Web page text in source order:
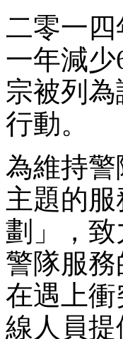
二零一
一年減
宗被列
行動。
為維持
主題的
劃」，
警隊服
在遇上
線人員